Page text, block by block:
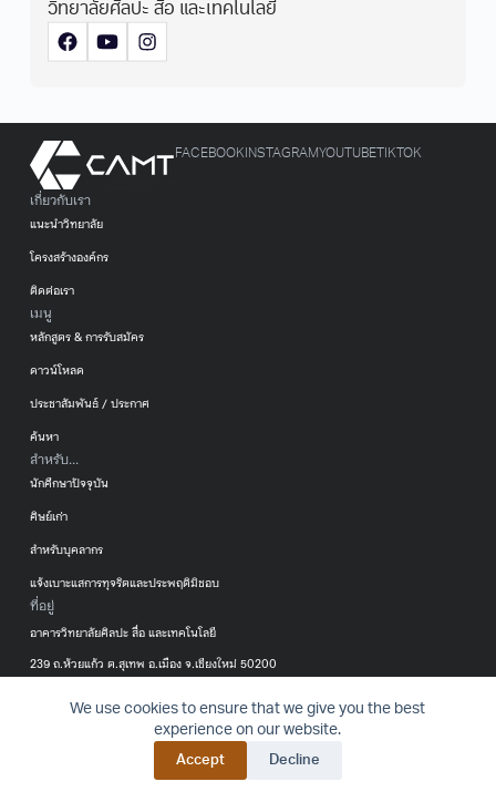
We use cookies to ensure that we give you the best
experience on our website.
Accept Decline
วิทยาลัยศิลปะ สื่อ และเทคโนโลยี
เกี่ยวกับเรา
แนะนำวิทยาลัย
โครงสร้างองค์กร
ติดต่อเรา
เมนู
หลักสูตร & การรับสมัคร
ดาวน์โหลด
ประชาสัมพันธ์ / ประกาศ
ค้นหา
สำหรับ...
นักศึกษาปัจจุบัน
ศิษย์เก่า
สำหรับบุคลากร
แจ้งเบาะแสการทุจริตและประพฤติมิชอบ
ที่อยู่
อาคารวิทยาลัยศิลปะ สื่อ และเทคโนโลยี
239 ถ.ห้วยแก้ว ต.สุเทพ อ.เมือง จ.เชียงใหม่ 50200
FACEBOOK INSTAGRAMYOUTUBETIKTOK
© 2016-2024 College of Arts, Media
and Technology – All rights reserved.
นโยบายนโยบายคุ้มครอง